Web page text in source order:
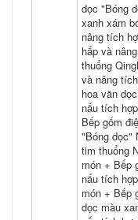
dọc "Bóng
xanh xám
nâng tích
hấp và
thuổng
và nâng
hoa văn
nấu tích
Bếp gốm
"Bóng dọc"
tim thuổng
món + Bếp
nấu tích
món + Bếp
dọc màu